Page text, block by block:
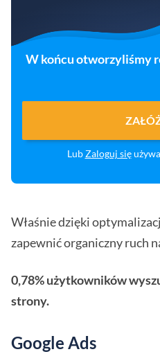
W końcu otworzyliśmy
LubZaloguj się
Właśnie dzięki
zapewnić organiczny ruch
0,78% użytkowników
strony.
Google Ads